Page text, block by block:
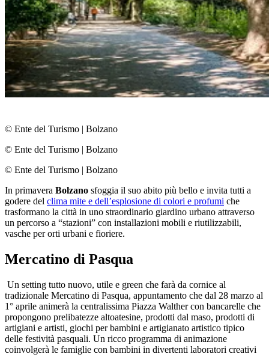
© Ente del Turismo | Bolzano
© Ente del Turismo | Bolzano
© Ente del Turismo | Bolzano
In primavera Bolzano sfoggia il suo abito più bello e invita tutti a
godere del clima mite e dell’esplosione di colori e profumi che
trasformano la città in uno straordinario giardino urbano attraverso
un percorso a “stazioni” con installazioni mobili e riutilizzabili,
vasche per orti urbani e fioriere.
Mercatino di Pasqua
Un setting tutto nuovo, utile e green che farà da cornice al
tradizionale Mercatino di Pasqua, appuntamento che dal 28 marzo al
1° aprile animerà la centralissima Piazza Walther con bancarelle che
propongono prelibatezze altoatesine, prodotti dal maso, prodotti di
artigiani e artisti, giochi per bambini e artigianato artistico tipico
delle festività pasquali. Un ricco programma di animazione
coinvolgerà le famiglie con bambini in divertenti laboratori creativi